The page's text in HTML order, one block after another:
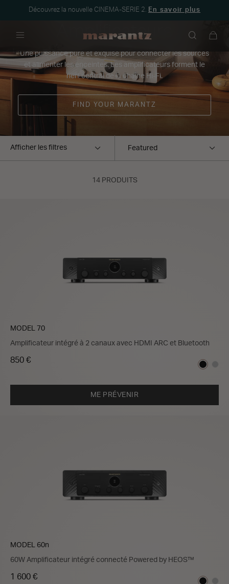
Découvrez la nouvelle CINEMA-SERIE 2. En savoir plus
Amplificateurs
Une puissance pure et exquise pour connecter les sources
et alimenter les enceintes. Les amplificateurs forment le
nerf central de la chaîne Hi-Fi.
FIND YOUR MARANTZ
Afficher les filtres
14 PRODUITS
MODEL 70
Amplificateur intégré à 2 canaux avec HDMI ARC et Bluetooth
850 €
ME PRÉVENIR
MODEL 60n
60W Amplificateur intégré connecté Powered by HEOS™
1 600 €